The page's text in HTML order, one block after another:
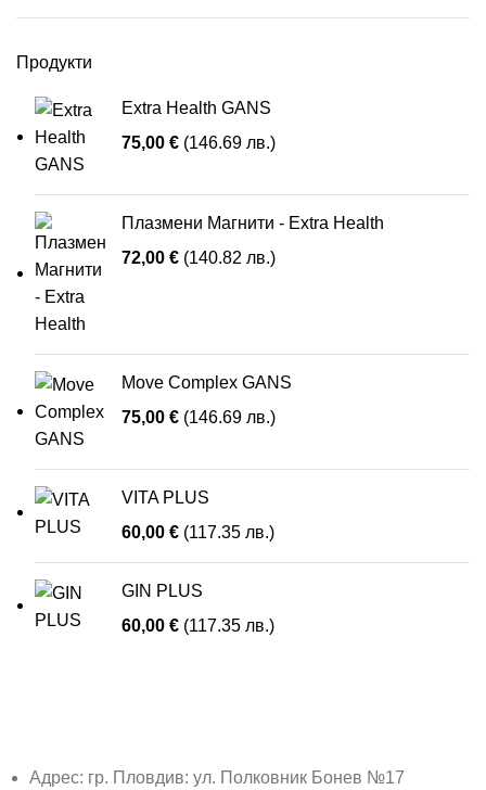
Продукти
Extra Health GANS
75,00 € (146.69 лв.)
Плазмени Магнити - Extra Health
72,00 € (140.82 лв.)
Move Complex GANS
75,00 € (146.69 лв.)
VITA PLUS
60,00 € (117.35 лв.)
GIN PLUS
60,00 € (117.35 лв.)
Адрес: гр. Пловдив: ул. Полковник Бонев №17